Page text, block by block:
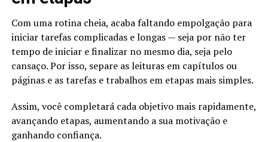
Com uma rotina cheia, acaba faltando empolgação para
iniciar tarefas complicadas e longas — seja por não ter
tempo de iniciar e finalizar no mesmo dia, seja pelo
cansaço. Por isso, separe as leituras em capítulos ou
páginas e as tarefas e trabalhos em etapas mais simples.
Assim, você completará cada objetivo mais rapidamente,
avançando etapas, aumentando a sua motivação e
ganhando confiança.